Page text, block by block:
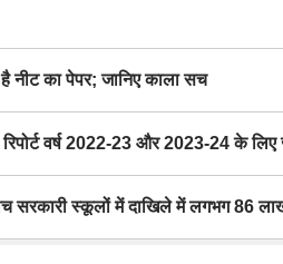
का पेपर; जानिए काला सच
वर्ष 2022-23 और 2023-24 के लिए
स्कूलों में दाखिले में लगभग 86